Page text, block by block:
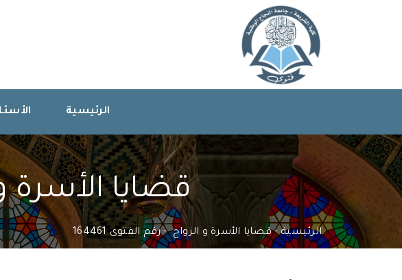
الرئيسية
قضايا الأسرة و
الرئيسية قضايا الأسرة و الزواج رقم الفتوى 164461